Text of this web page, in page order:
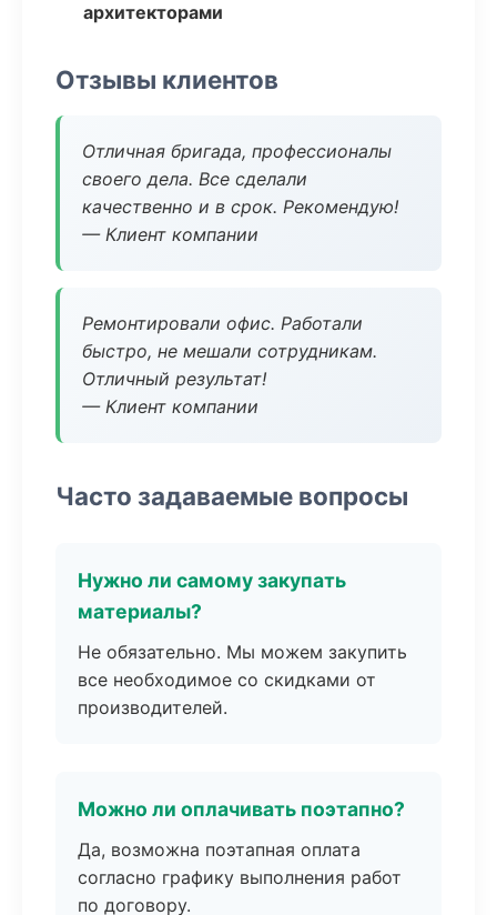
архитекторами
Отзывы клиентов
Отличная бригада, профессионалы
своего дела. Все сделали
качественно и в срок. Рекомендую!
— Клиент компании
Ремонтировали офис. Работали
быстро, не мешали сотрудникам.
Отличный результат!
— Клиент компании
Часто задаваемые вопросы
Нужно ли самому закупать
материалы?
Не обязательно. Мы можем закупить
все необходимое со скидками от
производителей.
Можно ли оплачивать поэтапно?
Да, возможна поэтапная оплата
согласно графику выполнения работ
по договору.